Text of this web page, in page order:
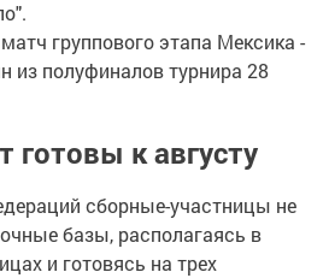
группового этапа Мексика -
из полуфиналов турнира 28
готовы к августу
сборные-участницы не
базы, располагаясь в
и готовясь на трех